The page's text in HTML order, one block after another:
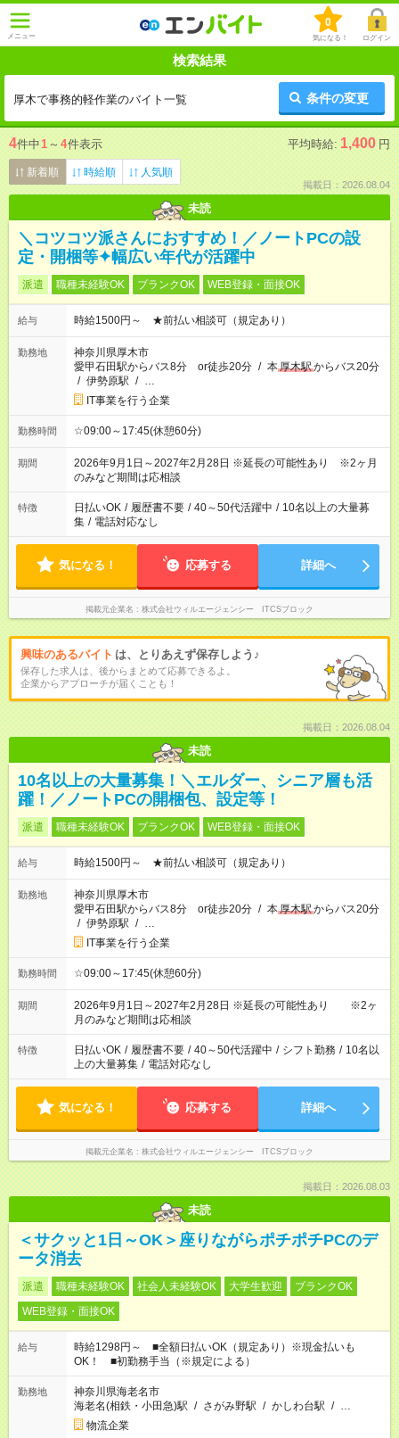
メニュー
0
気になる！ ログイン
検索結果
厚木で事務的軽作業のバイト一覧 条件の変更
4件中1 ～ 4件表示 平均時給: 1,400 円
新着順 時給順 人気順
掲載日：2026.08.04
未読
＼コツコツ派さんにおすすめ！／ノートPCの設
定・開梱等✦幅広い年代が活躍中
派遣 職種未経験OK ブランクOK WEB登録・面接OK
給与 時給1500円～ ★前払い相談可（規定あり）
勤務地
神奈川県厚木市
愛甲石田駅からバス8分 or徒歩20分 / 本厚木駅からバス20分
/ 伊勢原駅 / …
IT事業を行う企業
勤務時間 ☆09:00～17:45(休憩60分)
期間
2026年9月1日～2027年2月28日 ※延長の可能性あり ※2ヶ月
のみなど期間は応相談
特徴 日払いOK / 履歴書不要 / 40～50代活躍中 / 10名以上の大量募
集 / 電話対応なし
気になる！ 応募する 詳細へ
掲載元企業名 株式会社ウィルエージェンシー ITCSブロック
興味のあるバイト は、とりあえず保存しよう♪
保存した求人は、後からまとめて応募できるよ。
企業からアプローチが届くことも！
掲載日：2026.08.04
未読
10名以上の大量募集！＼エルダー、シニア層も活
躍！／ノートPCの開梱包、設定等！
派遣 職種未経験OK ブランクOK WEB登録・面接OK
給与 時給1500円～ ★前払い相談可（規定あり）
勤務地
神奈川県厚木市
愛甲石田駅からバス8分 or徒歩20分 / 本厚木駅からバス20分
/ 伊勢原駅 / …
IT事業を行う企業
勤務時間 ☆09:00～17:45(休憩60分)
期間
2026年9月1日～2027年2月28日 ※延長の可能性あり ※2ヶ
月のみなど期間は応相談
特徴 日払いOK / 履歴書不要 / 40～50代活躍中 / シフト勤務 / 10名以
上の大量募集 / 電話対応なし
気になる！ 応募する 詳細へ
掲載元企業名 株式会社ウィルエージェンシー ITCSブロック
掲載日：2026.08.03
未読
＜サクッと1日～OK＞座りながらポチポチPCのデ
ータ消去
派遣 職種未経験OK 社会人未経験OK 大学生歓迎
ブランクOK
WEB登録・面接OK
給与
時給1298円～ ■全額日払いOK（規定あり）※現金払いも
OK！ ■初勤務手当（※規定による）
勤務地
神奈川県海老名市
海老名(相鉄・小田急)駅 / さがみ野駅 / かしわ台駅 / …
物流企業